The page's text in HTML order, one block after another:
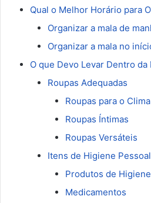
Qual o Melhor Horário para
Organizar a mala de
Organizar a mala no
O que Devo Levar Dentro da
Roupas Adequadas
Roupas para o Clima
Roupas Íntimas
Roupas Versáteis
Itens de Higiene Pessoal
Produtos de Higiene
Medicamentos